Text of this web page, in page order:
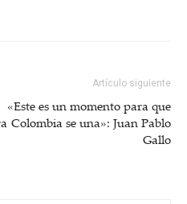
Artículo siguiente
«Este es un momento para que
Colombia se una»: Juan Pablo
Gallo